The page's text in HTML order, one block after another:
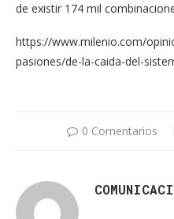
de existir 174 mil
https://www.milenio.com/
pasiones/de-la-caida-del-
0 Comentarios